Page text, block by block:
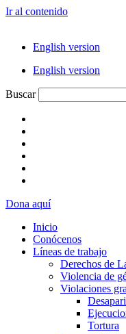
Ir al contenido
English version
English version
Buscar
Dona aquí
Inicio
Conócenos
Líneas de trabajo
Derechos de
Violencia de
Violaciones
Tortura